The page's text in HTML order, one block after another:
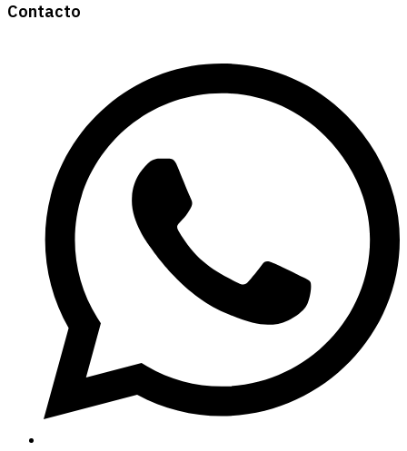
Contacto